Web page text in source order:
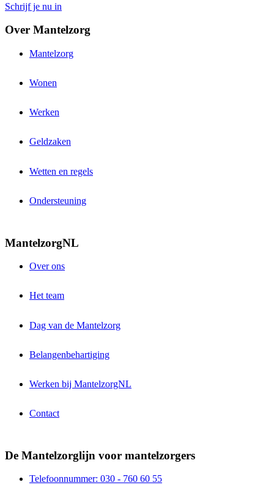
Schrijf je nu in
Over Mantelzorg
Mantelzorg
Wonen
Werken
Geldzaken
Wetten en regels
Ondersteuning
MantelzorgNL
Over ons
Het team
Dag van de Mantelzorg
Belangenbehartiging
Werken bij MantelzorgNL
Contact
De Mantelzorglijn voor mantelzorgers
Telefoonnummer: 030 - 760 60 55